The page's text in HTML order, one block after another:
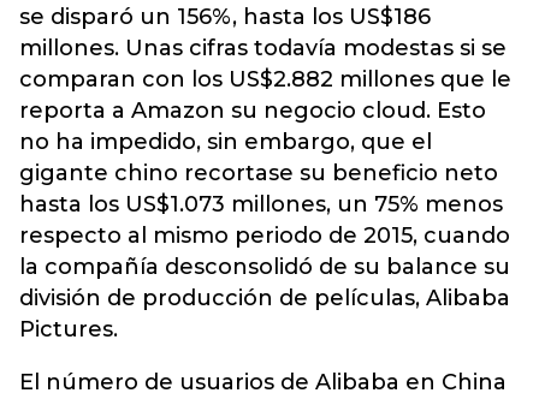
se disparó un 156%, hasta los US$186
millones. Unas cifras todavía modestas si se
comparan con los US$2.882 millones que le
reporta a Amazon su negocio cloud. Esto
no ha impedido, sin embargo, que el
gigante chino recortase su beneficio neto
hasta los US$1.073 millones, un 75% menos
respecto al mismo periodo de 2015, cuando
la compañía desconsolidó de su balance su
división de producción de películas, Alibaba
Pictures.
El número de usuarios de Alibaba en China